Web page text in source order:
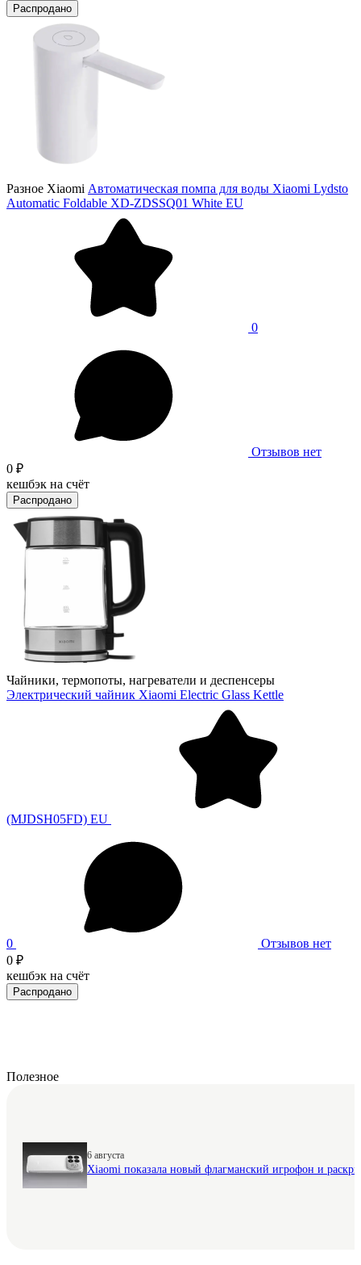
Распродано
Разное Xiaomi Автоматическая помпа для воды Xiaomi Lydsto
Automatic Foldable XD-ZDSSQ01 White EU
0
Отзывов нет
0 ₽
кешбэк на счёт
Распродано
Чайники, термопоты, нагреватели и деспенсеры
Электрический чайник Xiaomi Electric Glass Kettle
(MJDSH05FD) EU
0
Отзывов нет
0 ₽
кешбэк на счёт
Распродано
Полезное
6 августа
Xiaomi показала новый флагманский игрофон и